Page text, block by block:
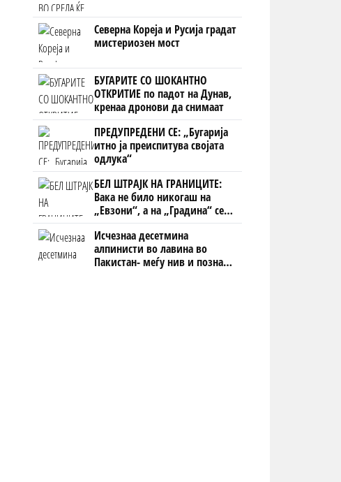
Северна Кореја и Русија градат
мистериозен мост
БУГАРИТЕ СО ШОКАНТНО
ОТКРИТИЕ по падот на Дунав,
кренаа дронови да снимаат
ПРЕДУПРЕДЕНИ СЕ: „Бугарија
итно ја преиспитува својата
одлука“
БЕЛ ШТРАЈК НА ГРАНИЦИТЕ:
Вака не било никогаш на
„Евзони“, а на „Градина“ се
чека и пет часа
Исчезнаа десетмина
алпинисти во лавина во
Пакистан- меѓу нив и познат